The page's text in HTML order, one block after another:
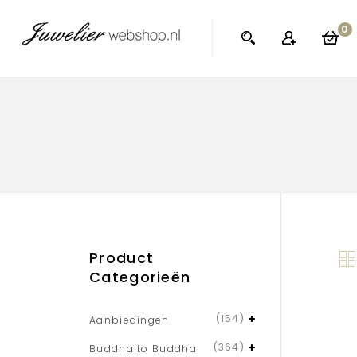
0
Product
Categorieën
Aanbiedingen (154)
Buddha to Buddha (364)